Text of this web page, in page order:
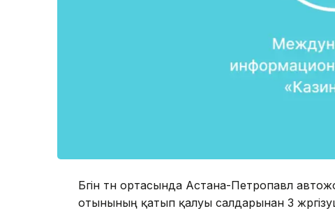
Бүгін түн ортасында Астана-Петропавл
отынының қатып қалуы салдарынан 3